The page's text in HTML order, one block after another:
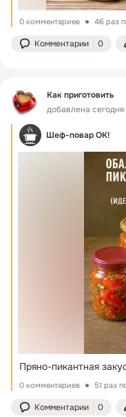
0 комментариев 46 раз
Комментарии 0
Как приготовить
добавлена сегодня
Шеф-повар ОК!
Пряно-пикантная
0 комментариев 51 раз
Комментарии 0